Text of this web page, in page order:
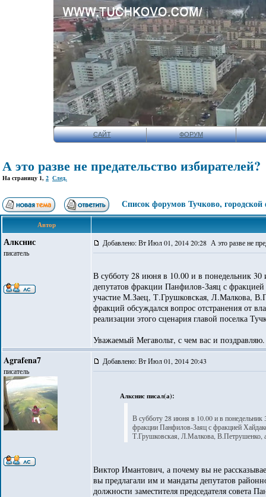
САЙТ ФОРУМ
А это разве не предательство избирателей?
На страницу 1, 2 След.
Список форумов Тучково,
Автор
Алкснис
писатель
Добавлено: Вт Июл 01, 2014 20:28 А это разве не
В субботу 28 июня в 10.00 и в понедельник 30
депутатов фракции Панфилов-Заяц с
участие М.Заец, Т.Грушковская, Л.Малкова,
фракций обсуждался вопрос отстранения от
реализации этого сценария главой поселка
Уважаемый Мегавольт, с чем вас и
Agrafena7
писатель
Добавлено: Вт Июл 01, 2014 20:43
Алкснис писал(а):
В субботу 28 июня в 10.00 и в понедельник
фракции Панфилов-Заяц с фракцией
Т.Грушковская, Л.Малкова, В.Петрушенко,
Виктор Имантович, а почему вы не
вы предлагали им и мандаты депутатов
должности заместителя председателя совета